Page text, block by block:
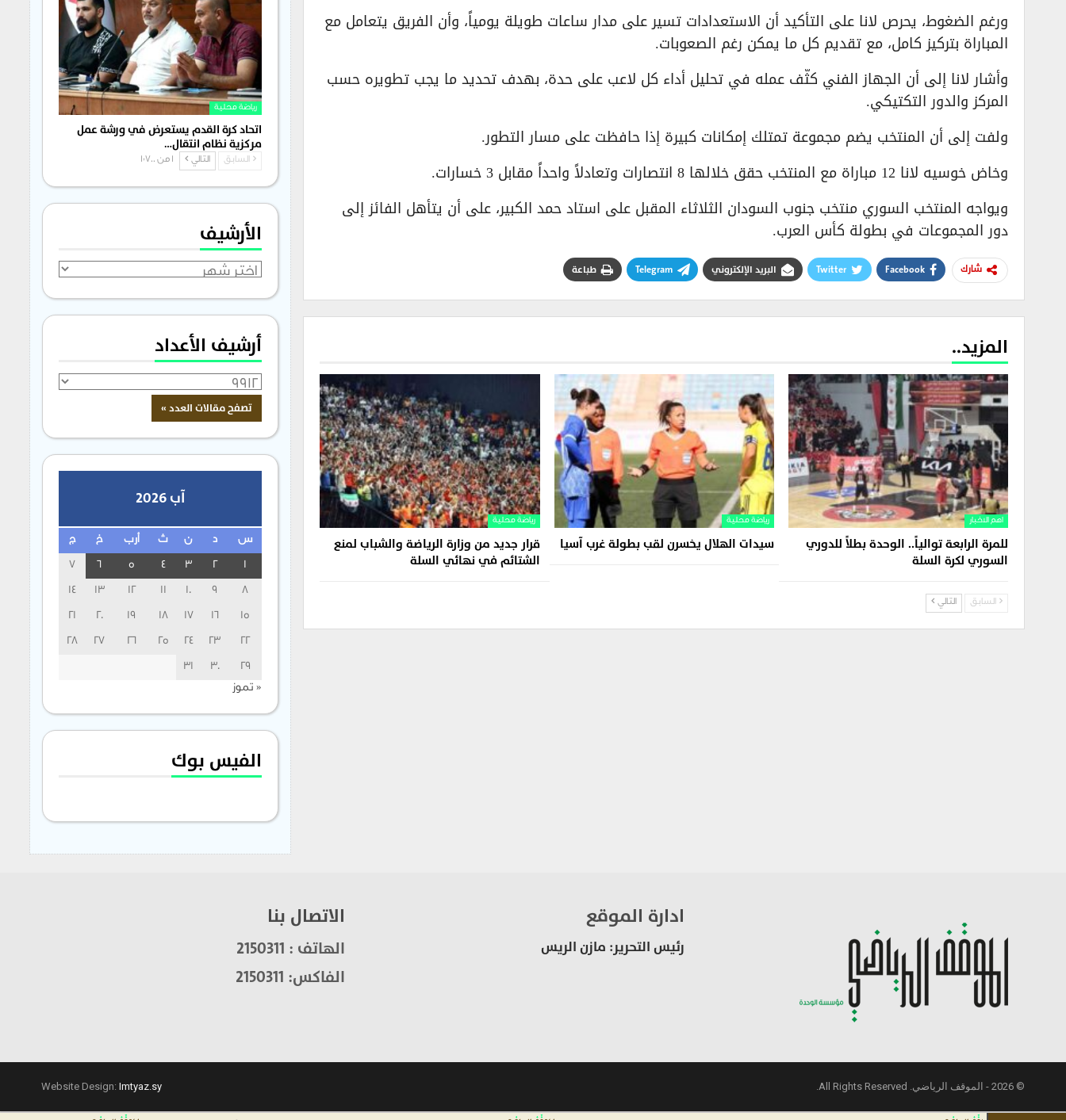
ورغم الضغوط، يحرص لانا على التأكيد أن الاستعدادات تسير على مدار ساعات طويلة يومياً، وأن الفريق يتعامل مع
المباراة بتركيز كامل، مع تقديم كل ما يمكن رغم الصعوبات.
وأشار لانا إلى أن الجهاز الفني كثّف عمله في تحليل أداء كل لاعب على حدة، بهدف تحديد ما يجب تطويره حسب
المركز والدور التكتيكي.
ولفت إلى أن المنتخب يضم مجموعة تمتلك إمكانات كبيرة إذا حافظت على مسار التطور.
وخاض خوسيه لانا 12 مباراة مع المنتخب حقق خلالها 8 انتصارات وتعادلاً واحداً مقابل 3 خسارات.
ويواجه المنتخب السوري منتخب جنوب السودان الثلاثاء المقبل على استاد حمد الكبير، على أن يتأهل الفائز إلى
دور المجموعات في بطولة كأس العرب.
شارك Facebook
Twitter البريد الإلكتروني Telegram طباعة
المزيد..
اهم الاخبار
للمرة الرابعة توالياً.. الوحدة بطلاً للدوري
السوري لكرة السلة
رياضة محلية
سيدات الهلال يخسرن لقب بطولة غرب آسيا
رياضة محلية
قرار جديد من وزارة الرياضة والشباب لمنع
الشتائم في نهائي السلة
السابق التالي
رياضة محلية
اتحاد كرة القدم يستعرض في ورشة عمل
مركزية نظام انتقال…
السابق التالي 1 من 1٬700
الأرشيف
الأرشيف
أرشيف الأعداد
آب 2026
س د ن ث أرب خ ج
1
2
3
4
5
6
7
8
9
10
11
12
13
14
15
16
17
18
19
20
21
22
23
24
25
26
27
28
29
30
31
« تموز
الفيس بوك
ادارة الموقع
رئيس التحرير: مازن الريس
الاتصال بنا
الهاتف : 2150311
الفاكس: 2150311
© 2026 - الموقف الرياضي. All Rights Reserved. Website Design: Imtyaz.sy